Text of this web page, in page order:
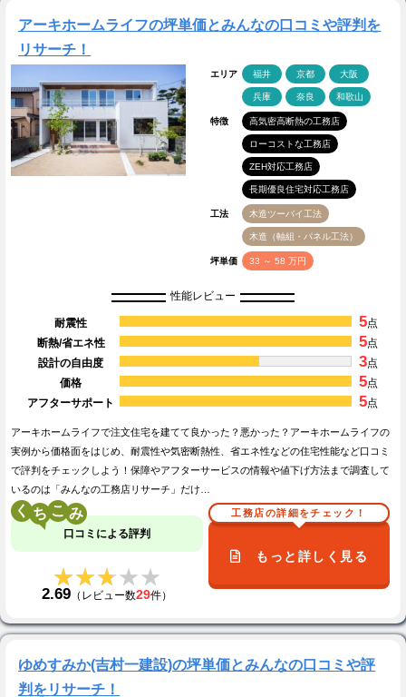
アーキホームライフの坪単価とみんなの口コミや評判を
リサーチ！
エリア 福井 京都 大阪
兵庫 奈良 和歌山
特徴 高気密高断熱の工務店
ローコストな工務店
ZEH対応工務店
長期優良住宅対応工務店
工法 木造ツーバイ工法
木造（軸組・パネル工法）
坪単価 33 ～ 58 万円
性能レビュー
耐震性 5点
断熱/省エネ性
5点
設計の自由度
3点
価格
5点
アフターサポート
5点
アーキホームライフで注文住宅を建てて良かった？悪かった？アーキホームライフの
実例から価格面をはじめ、耐震性や気密断熱性、省エネ性などの住宅性能など口コミ
で評判をチェックしよう！保障やアフターサービスの情報や値下げ方法まで調査して
いるのは「みんなの工務店リサーチ」だけ…
く こ
口コミによる評判
★★★★★
★★★★★
2.69 （レビュー数29件）
工務店の詳細をチェック！
もっと詳しく見る
ゆめすみか(吉村一建設)の坪単価とみんなの口コミや評
判をリサーチ！